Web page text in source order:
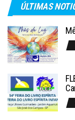
ÚLTIMAS